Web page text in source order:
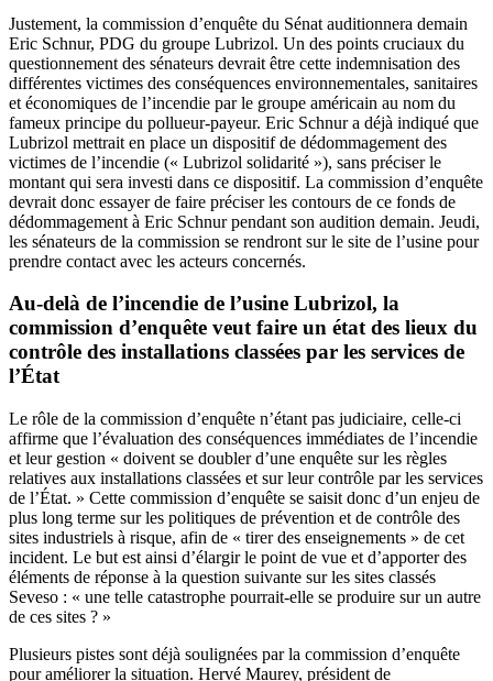
Justement, la commission d’enquête du Sénat auditionnera demain
Eric Schnur, PDG du groupe Lubrizol. Un des points cruciaux du
questionnement des sénateurs devrait être cette indemnisation des
différentes victimes des conséquences environnementales, sanitaires
et économiques de l’incendie par le groupe américain au nom du
fameux principe du pollueur-payeur. Eric Schnur a déjà indiqué que
Lubrizol mettrait en place un dispositif de dédommagement des
victimes de l’incendie (« Lubrizol solidarité »), sans préciser le
montant qui sera investi dans ce dispositif. La commission d’enquête
devrait donc essayer de faire préciser les contours de ce fonds de
dédommagement à Eric Schnur pendant son audition demain. Jeudi,
les sénateurs de la commission se rendront sur le site de l’usine pour
prendre contact avec les acteurs concernés.
Au-delà de l’incendie de l’usine Lubrizol, la
commission d’enquête veut faire un état des lieux du
contrôle des installations classées par les services de
l’État
Le rôle de la commission d’enquête n’étant pas judiciaire, celle-ci
affirme que l’évaluation des conséquences immédiates de l’incendie
et leur gestion « doivent se doubler d’une enquête sur les règles
relatives aux installations classées et sur leur contrôle par les services
de l’État. » Cette commission d’enquête se saisit donc d’un enjeu de
plus long terme sur les politiques de prévention et de contrôle des
sites industriels à risque, afin de « tirer des enseignements » de cet
incident. Le but est ainsi d’élargir le point de vue et d’apporter des
éléments de réponse à la question suivante sur les sites classés
Seveso : « une telle catastrophe pourrait-elle se produire sur un autre
de ces sites ? »
Plusieurs pistes sont déjà soulignées par la commission d’enquête
pour améliorer la situation. Hervé Maurey, président de